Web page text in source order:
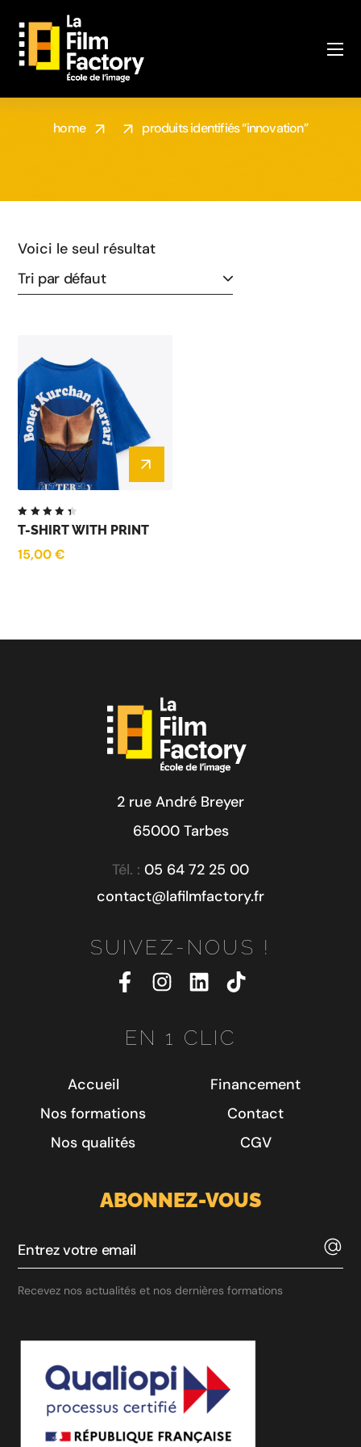
SHOP
home produits identifiés “innovation”
Voici le seul résultat
T-SHIRT WITH PRINT
Note
4.50
15,00€
2 rue André Breyer
65000 Tarbes
Tél. : 05 64 72 25 00
contact@lafilmfactory.fr
SUIVEZ-NOUS !
EN 1 CLIC
Accueil
Nos formations
Nos qualités
Financement
Contact
CGV
ABONNEZ-VOUS
Recevez nos actualités et nos dernières formations